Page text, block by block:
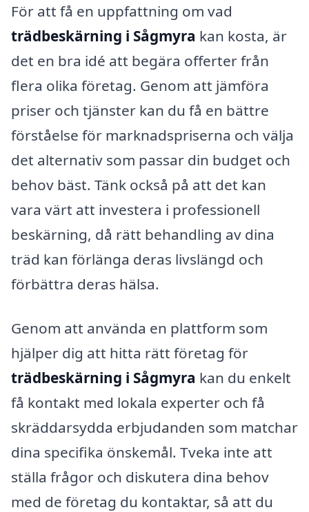
För att få en uppfattning om vad
trädbeskärning i Sågmyra kan kosta, är
det en bra idé att begära offerter från
flera olika företag. Genom att jämföra
priser och tjänster kan du få en bättre
förståelse för marknadspriserna och välja
det alternativ som passar din budget och
behov bäst. Tänk också på att det kan
vara värt att investera i professionell
beskärning, då rätt behandling av dina
träd kan förlänga deras livslängd och
förbättra deras hälsa.
Genom att använda en plattform som
hjälper dig att hitta rätt företag för
trädbeskärning i Sågmyra kan du enkelt
få kontakt med lokala experter och få
skräddarsydda erbjudanden som matchar
dina specifika önskemål. Tveka inte att
ställa frågor och diskutera dina behov
med de företag du kontaktar, så att du